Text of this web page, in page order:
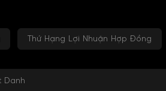
Thứ Hạng Lợi Nhuận Hợp Đồng